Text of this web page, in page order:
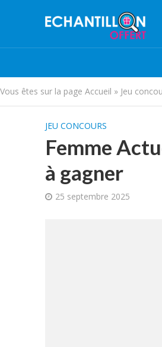
Vous êtes sur la page Accueil » Jeu
JEU CONCOURS
Femme
à gagner
25 septembre 2025